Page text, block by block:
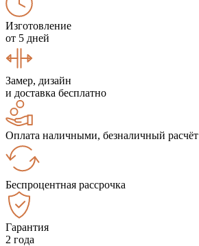
Изготовление
от 5 дней
Замер, дизайн
и доставка бесплатно
Оплата наличными, безналичный расчёт
Беспроцентная рассрочка
Гарантия
2 года